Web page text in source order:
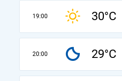
19:00 30°C
20:00 29°C